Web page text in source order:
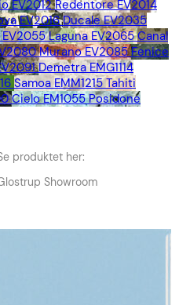
EV2012 Redentore EV2014
EV2016 Ducale EV2035
Laguna EV2065 Canal
Murano EV2085 Fenice
Demetra EMG1114
Samoa EMM1215 Tahiti
Cielo EM1055 Posidone
produktet her:
Showroom